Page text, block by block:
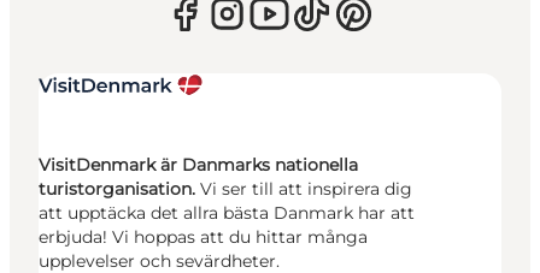
VisitDenmark är Danmarks nationella
turistorganisation. Vi ser till att inspirera dig
att upptäcka det allra bästa Danmark har att
erbjuda! Vi hoppas att du hittar många
upplevelser och sevärdheter.